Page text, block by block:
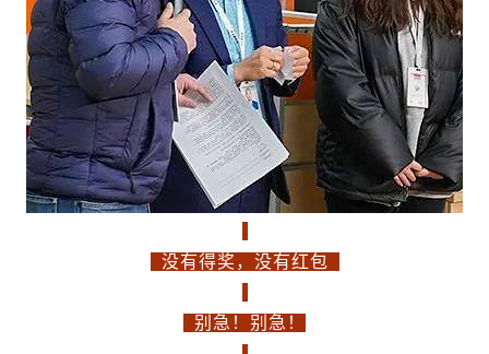
没有得奖，没有红包
别急！别急！